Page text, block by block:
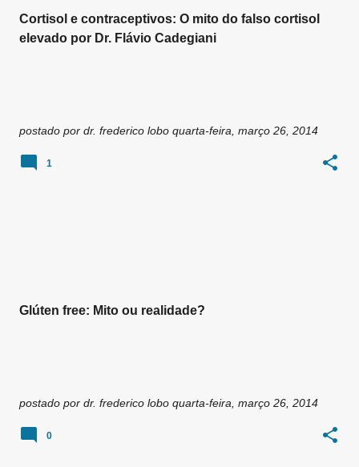
Cortisol e contraceptivos: O mito do falso cortisol
elevado por Dr. Flávio Cadegiani
postado por dr. frederico lobo quarta-feira, março 26, 2014
1
Glúten free: Mito ou realidade?
postado por dr. frederico lobo quarta-feira, março 26, 2014
0